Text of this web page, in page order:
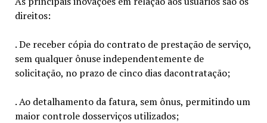
direitos:
. De receber cópia do contrato de prestação de serviço,
sem qualquer ônuse independentemente de
solicitação, no prazo de cinco dias dacontratação;
. Ao detalhamento da fatura, sem ônus, permitindo um
maior controle dosserviços utilizados;